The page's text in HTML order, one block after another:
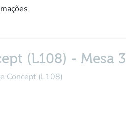
(L108) - Mesa 3
Concept (L108)